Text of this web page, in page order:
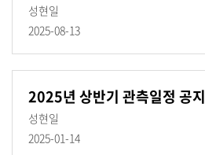
성현일
2025-08-13
2025년 상반기 관측일정 공지
성현일
2025-01-14